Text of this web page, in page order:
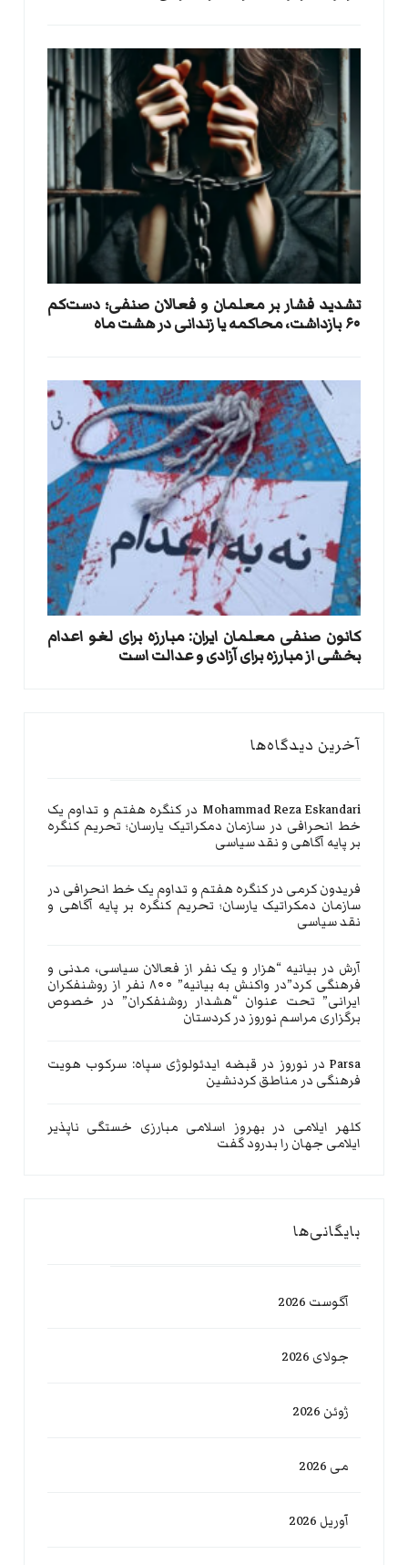
تشدید فشار بر معلمان و فعالان صنفی؛ دست‌کم
۶۰ بازداشت، محاکمه یا زندانی در هشت ماه
کانون صنفی معلمان ایران: مبارزه برای لغو اعدام
بخشی از مبارزه برای آزادی و عدالت است
آخرین دیدگاه‌ها
Mohammad Reza Eskandari در کنگره هفتم و تداوم یک
خط انحرافی در سازمان دمکراتیک یارسان؛ تحریم کنگره
بر پایه آگاهی و نقد سیاسی
فریدون کرمی درکنگره هفتم و تداوم یک خط انحرافی در
سازمان دمکراتیک یارسان؛ تحریم کنگره بر پایه آگاهی و
نقد سیاسی
آرش در بیانیه “هزار و یک نفر از فعالان سیاسی، مدنی و
فرهنگی کرد”در واکنش به بیانیه” ۸۰۰ نفر از روشنفکران
ایرانی” تحت عنوان “هشدار روشنفکران” در خصوص
برگزاری مراسم نوروز در کردستان
Parsa در نوروز در قبضه ایدئولوژی سپاه: سرکوب هویت
فرهنگی در مناطق کردنشین
کلهر ایلامی در بهروز اسلامی مبارزی خستگی ناپذیر
ایلامی جهان را بدرود گفت
بایگانی‌ها
آگوست 2026
جولای 2026
ژوئن 2026
می 2026
آوریل 2026